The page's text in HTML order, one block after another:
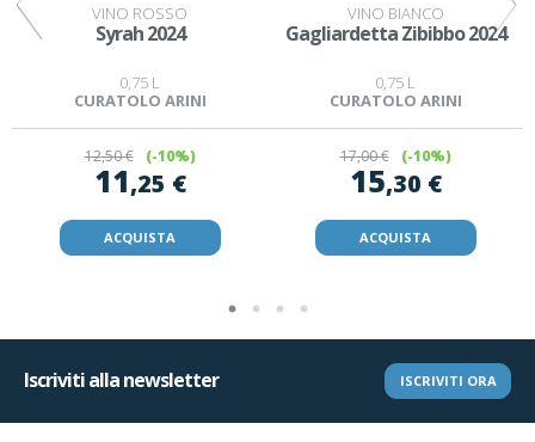
VINO ROSSO
Syrah 2024
0,75 L
CURATOLO ARINI
12,50 € (-10%)
11,25 €
ACQUISTA
VINO BIANCO
Gagliardetta Zibibbo 2024
0,75 L
CURATOLO ARINI
17,00 € (-10%)
15,30 €
ACQUISTA
Iscriviti alla newsletter ISCRIVITI ORA